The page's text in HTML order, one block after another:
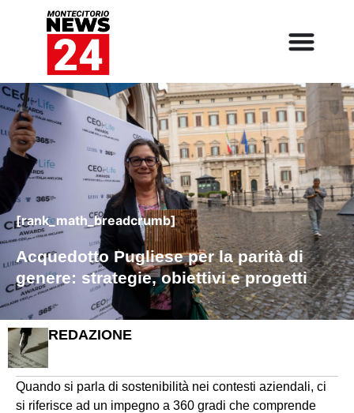
[rank_math_breadcrumb]
Acquedotto Pugliese per la parità di
genere: strategie, obiettivi e progetti
REDAZIONE
Quando si parla di sostenibilità nei contesti aziendali, ci
si riferisce ad un impegno a 360 gradi che comprende